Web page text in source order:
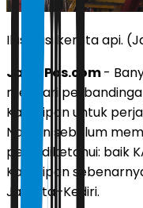
Ilustrasi kereta api.
JawaPos.com-
mencari
Kahuripan untuk
Namun sebelum
perlu diketahui: baik
Kahuripan
Jakarta–Kediri.